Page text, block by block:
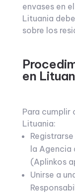
envases en
Lituania
sobre los
en
Para cumplir
Lituania:
la
(Aplinkos
Unirse a